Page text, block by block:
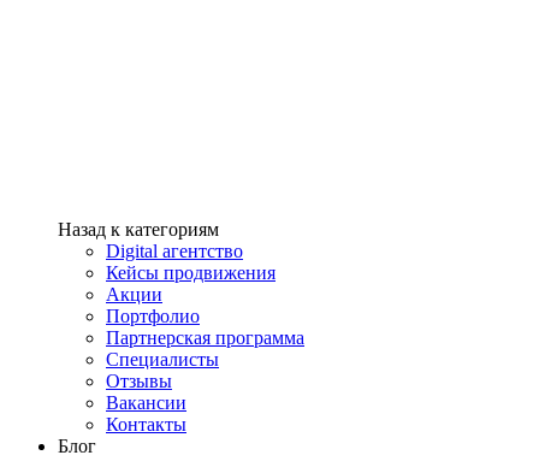
Назад к категориям
Digital агентство
Кейсы продвижения
Акции
Портфолио
Партнерская программа
Специалисты
Отзывы
Вакансии
Контакты
Блог